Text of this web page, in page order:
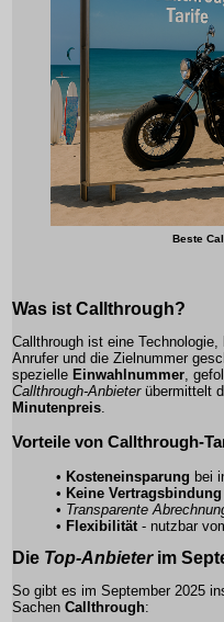
Beste
Was ist Callthrough?
Callthrough ist eine Technologie,
Anrufer und die Zielnummer
spezielle Einwahlnummer,
Callthrough-Anbieterübermittelt
Minutenpreis.
Vorteile von Callthrough-
• Kosteneinsparung bei
• Keine Vertragsbindung
• Transparente
• Flexibilität - nutzbar
Die Top-Anbieterim
So gibt es im September 2025
Sachen Callthrough: